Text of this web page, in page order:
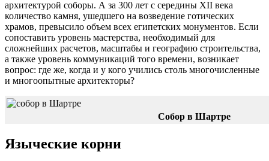
архитектурой соборы. А за 300 лет с середины XII века
количество камня, ушедшего на возведение готических
храмов, превысило объем всех египетских монументов. Если
сопоставить уровень мастерства, необходимый для
сложнейших расчетов, масштабы и географию строительства,
а также уровень коммуникаций того времени, возникает
вопрос: где же, когда и у кого учились столь многочисленные
и многоопытные архитекторы?
Собор в Шартре
Языческие корни